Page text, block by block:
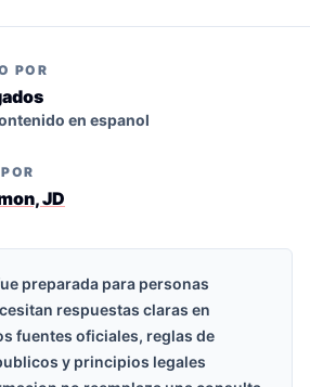
POR
en espanol
JD
preparada para personas
respuestas claras en
fuentes oficiales, reglas de
y principios legales